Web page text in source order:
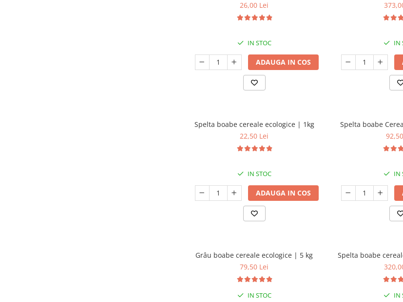
26,00 Lei
IN STOC
ADAUGA IN COS
IN
Spelta boabe cereale ecologice | 1kg
22,50 Lei
IN STOC
ADAUGA IN COS
Spelta boabe
IN
Grâu boabe cereale ecologice | 5 kg
79,50 Lei
IN STOC
Spelta boabe
IN